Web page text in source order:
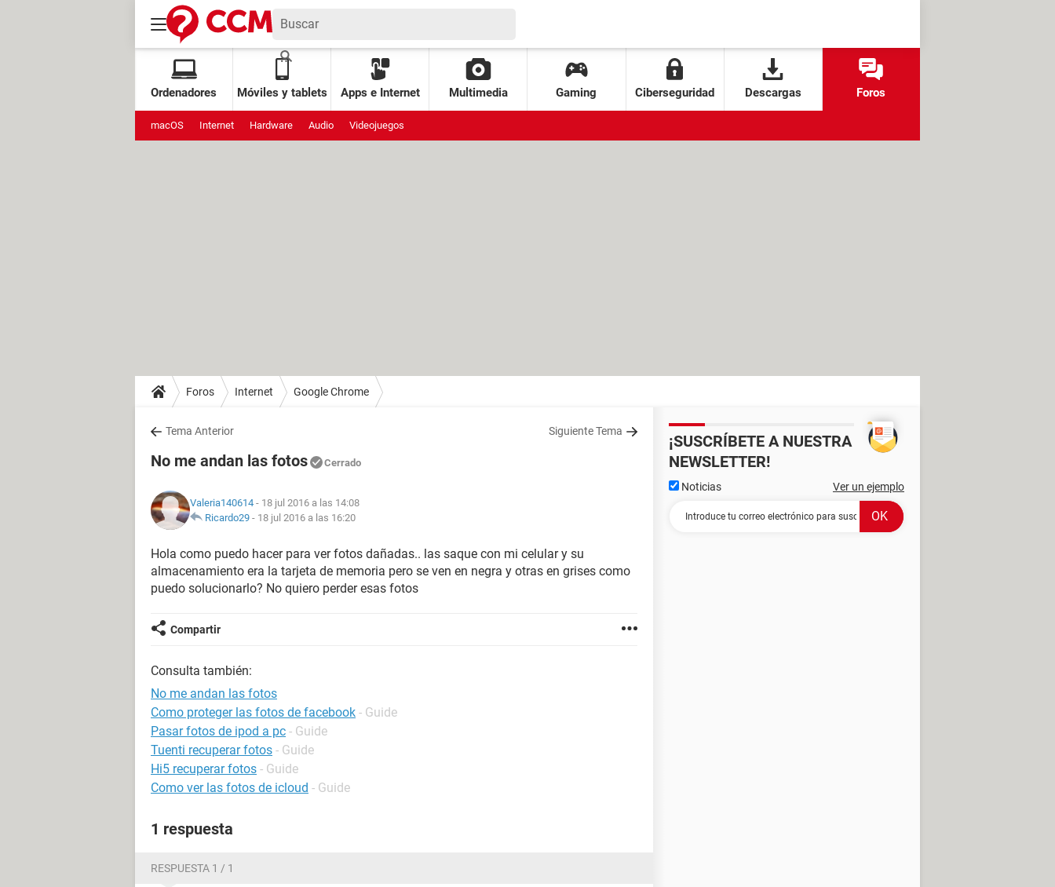
Ordenadores Móviles y tablets Apps e Internet Multimedia Gaming Ciberseguridad Descargas Foros
macOS Internet Hardware Audio Videojuegos
Foros Internet Google Chrome
Tema Anterior Siguiente Tema
No me andan las fotos Cerrado
Valeria140614 - 18 jul 2016 a las 14:08
Ricardo29 - 18 jul 2016 a las 16:20
Hola como puedo hacer para ver fotos dañadas.. las saque con mi celular y su
almacenamiento era la tarjeta de memoria pero se ven en negra y otras en grises como
puedo solucionarlo? No quiero perder esas fotos
Compartir
Consulta también:
No me andan las fotos
Como proteger las fotos de facebook - Guide
Pasar fotos de ipod a pc - Guide
Tuenti recuperar fotos - Guide
Hi5 recuperar fotos - Guide
Como ver las fotos de icloud - Guide
1 respuesta
RESPUESTA 1 / 1
¡SUSCRÍBETE A NUESTRA
NEWSLETTER!
Noticias Ver un ejemplo